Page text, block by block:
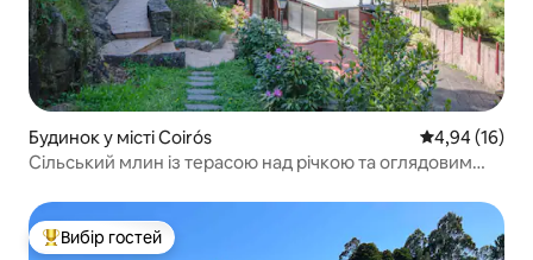
Будинок у місті Coirós Середня
4,94 (16)
Сільський млин із терасою над річкою та оглядовим
Топ вибір гостей
Вибір гостей